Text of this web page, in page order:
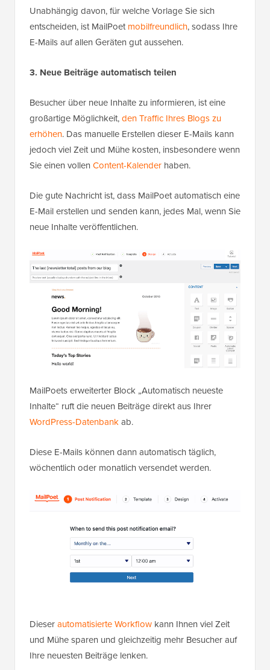
Unabhängig davon, für welche Vorlage Sie sich
entscheiden, ist MailPoetmobilfreundlich, sodass Ihre
E-Mails auf allen Geräten gut aussehen.
3. Neue Beiträge automatisch teilen
Besucher über neue Inhalte zu informieren, ist eine
großartige Möglichkeit,den Traffic Ihres Blogs zu
erhöhen. Das manuelle Erstellen dieser E-Mails kann
jedoch viel Zeit und Mühe kosten, insbesondere wenn
Sie einen vollen Content-Kalender haben.
Die gute Nachricht ist, dass MailPoet automatisch eine
E-Mail erstellen und senden kann, jedes Mal, wenn Sie
neue Inhalte veröffentlichen.
MailPoets erweiterter Block „Automatisch neueste
Inhalte“ ruft die neuen Beiträge direkt aus Ihrer
WordPress-Datenbankab.
Diese E-Mails können dann automatisch täglich,
wöchentlich oder monatlich versendet werden.
Dieserautomatisierte Workflow kann Ihnen viel Zeit
und Mühe sparen und gleichzeitig mehr Besucher auf
Ihre neuesten Beiträge lenken.